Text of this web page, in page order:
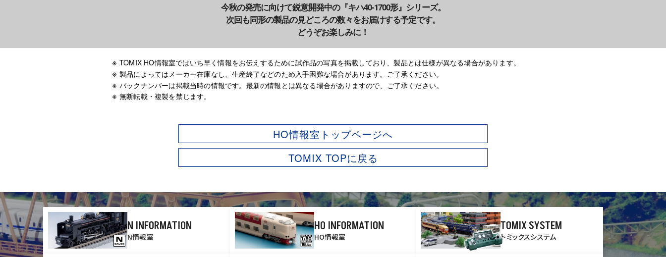
今秋の発売に向けて鋭意開発中の『キハ40-1700形』シリーズ。
次回も同形の製品の見どころの数々をお届けする予定です。
どうぞお楽しみに！
TOMIX HO情報室ではいち早く情報をお伝えするために試作品の写真を掲載しており、製品とは仕様が異なる場合があります。
製品によってはメーカー在庫なし、生産終了などのため入手困難な場合があります。ご了承ください。
バックナンバーは掲載当時の情報です。最新の情報とは異なる場合がありますので、ご了承ください。
無断転載・複製を禁じます。
HO情報室トップページへ
TOMIX TOPに戻る
N INFORMATION
N情報室
HO INFORMATION
HO情報室
TOMIX SYSTEM
トミックスシステム